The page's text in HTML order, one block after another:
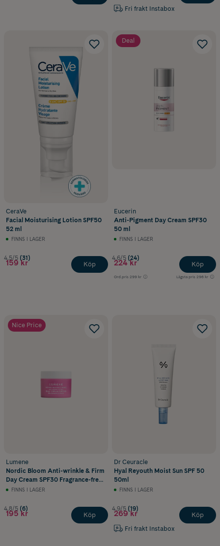
Fri frakt Instabox
CeraVe
Facial Moisturising Lotion SPF50
52 ml
FINNS I LAGER
4.5/5 (31)
159 kr Köp
Deal
Eucerin
Anti-Pigment Day Cream SPF30
50 ml
FINNS I LAGER
4.6/5 (24)
224 kr
Ord.pris 299 kr Lägsta pris 296 kr
Köp
Nice Price
Lumene
Nordic Bloom Anti-wrinkle & Firm
Day Cream SPF30 Fragrance-free
50 ml
FINNS I LAGER
4.8/5 (6)
195 kr Köp
Dr Ceuracle
Hyal Reyouth Moist Sun SPF 50
50ml
FINNS I LAGER
4.9/5 (19)
269 kr
Fri frakt Instabox
Köp